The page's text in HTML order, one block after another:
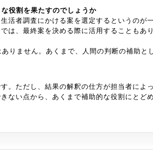
役割を果たすのでしょうか
活者調査にかける案を選定するというのが
は、最終案を決める際に活用することもあり
りません。あくまで、人間の判断の補助と
。ただし、結果の解釈の仕方が担当者によっ
ない点から、あくまで補助的な役割にとどめ